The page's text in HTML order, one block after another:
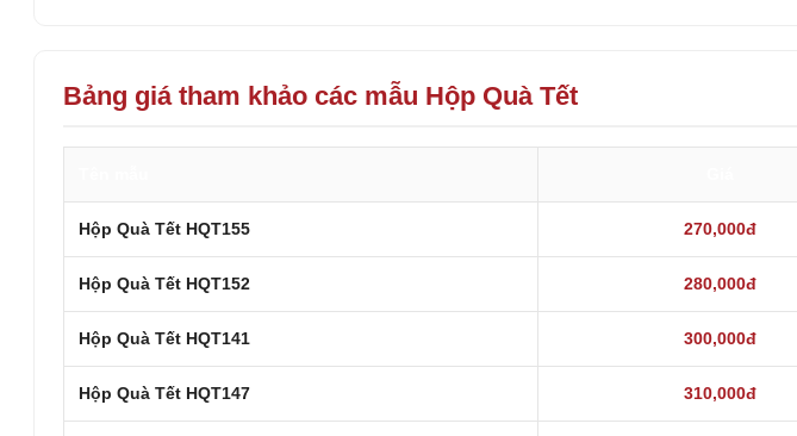
Bảng giá tham khảo các mẫu Hộp Quà Tết
Hộp Quà Tết HQT155 270,000đ
Hộp Quà Tết HQT152 280,000đ
Hộp Quà Tết HQT141 300,000đ
Hộp Quà Tết HQT147 310,000đ